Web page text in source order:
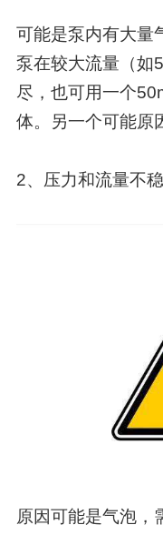
可能是泵内有大量
泵在较大流量（如
尽，也可用一个
体。另一个可能原
2、压力和流量不
原因可能是气泡，